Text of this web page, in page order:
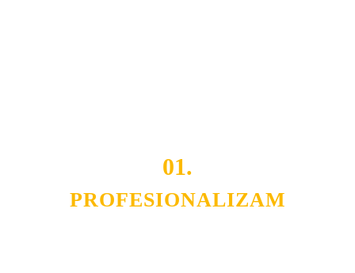
01.
PROFESIONALIZAM